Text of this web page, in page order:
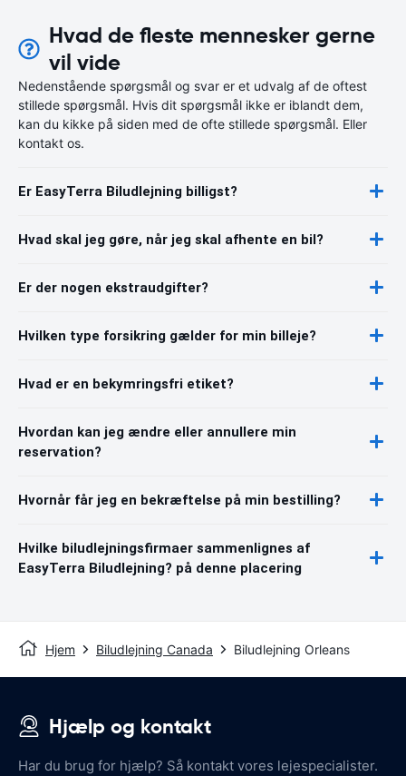
Hvad de fleste mennesker gerne
vil vide
Nedenstående spørgsmål og svar er et udvalg af de oftest
stillede spørgsmål. Hvis dit spørgsmål ikke er iblandt dem,
kan du kikke på siden med de ofte stillede spørgsmål. Eller
kontakt os.
Er EasyTerra Biludlejning billigst?
Hvad skal jeg gøre, når jeg skal afhente en bil?
Er der nogen ekstraudgifter?
Hvilken type forsikring gælder for min billeje?
Hvad er en bekymringsfri etiket?
Hvordan kan jeg ændre eller annullere min
reservation?
Hvornår får jeg en bekræftelse på min bestilling?
Hvilke biludlejningsfirmaer sammenlignes af
EasyTerra Biludlejning? på denne placering
Hjem Biludlejning Canada Biludlejning Orleans
Hjælp og kontakt
Har du brug for hjælp? Så kontakt vores lejespecialister.